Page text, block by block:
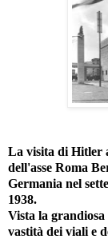
La visita di Hitler
dell'asse Roma
Germania nel
1938.
Vista la
vastità dei viali e